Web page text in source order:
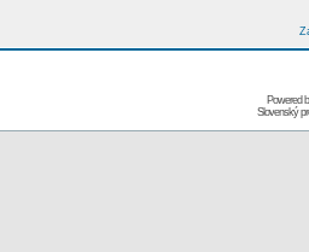
Powered
Slovenský